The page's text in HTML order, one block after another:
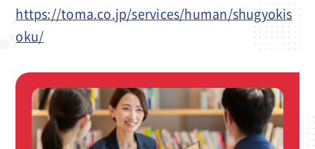
https://toma.co.jp/services/human/shugyokis
oku/